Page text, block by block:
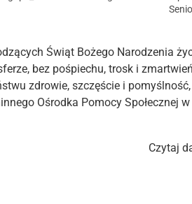
Świąt Bożego Narodzenia
bez pośpiechu, trosk i
zdrowie, szczęście i
Ośrodka Pomocy Społecznej
Czytaj